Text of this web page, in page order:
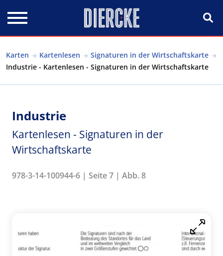
Karten Kartenlesen
Signaturen in der Wirtschaftskarte
Industrie - Kartenlesen - Signaturen in der Wirtschaftskarte
Industrie
Kartenlesen - Signaturen in der
Wirtschaftskarte
978-3-14-100944-6 | Seite 7 | Abb. 8